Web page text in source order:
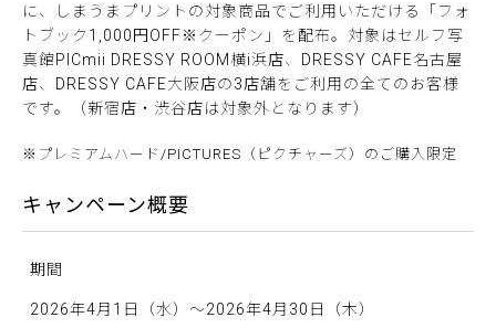
に、しまうまプリントの対象商品でご利用いただける「フォ
トブック1,000円OFF※クーポン」を配布。対象はセルフ写
真館PICmii DRESSY ROOM横i浜店、DRESSY CAFE名古屋
店、DRESSY CAFE大阪店の3店舗をご利用の全てのお客様
です。（新宿店・渋谷店は対象外となります）
※プレミアムハード/PICTURES（ピクチャーズ）のご購入限定
キャンペーン概要
期間
2026年4月1日（水）〜2026年4月30日（木）